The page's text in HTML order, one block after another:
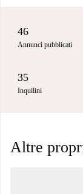
46
Annunci pubblicati
35
Inquilini
Altre